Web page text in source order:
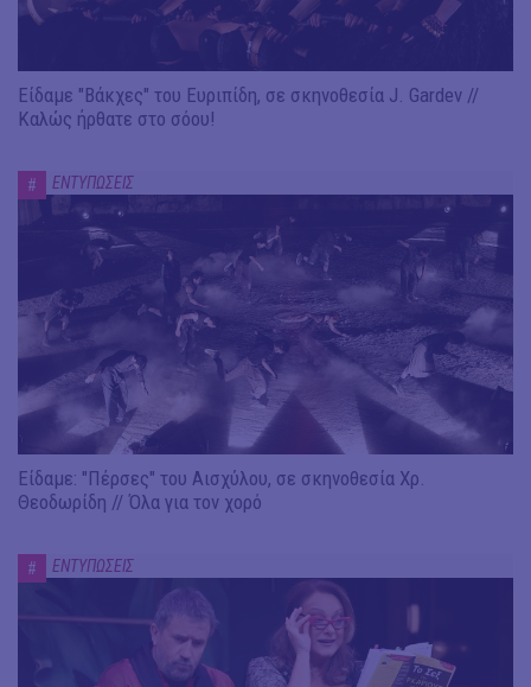
Είδαμε "Βάκχες" του Ευριπίδη, σε σκηνοθεσία J. Gardev //
Καλώς ήρθατε στο σόου!
# ΕΝΤΥΠΩΣΕΙΣ
Είδαμε: "Πέρσες" του Αισχύλου, σε σκηνοθεσία Χρ.
Θεοδωρίδη // Όλα για τον χορό
# ΕΝΤΥΠΩΣΕΙΣ